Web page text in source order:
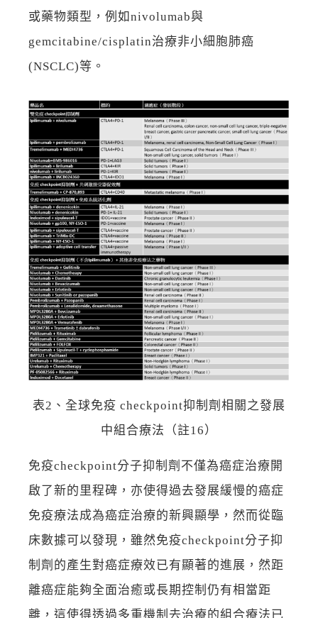
或藥物類型，例如nivolumab與
gemcitabine/cisplatin治療非小細胞肺癌
(NSCLC)等。
表2、全球免疫 checkpoint抑制劑相關之發展
中組合療法（註16）
免疫checkpoint分子抑制劑不僅為癌症治療開
啟了新的里程碑，亦使得過去發展緩慢的癌症
免疫療法成為癌症治療的新興顯學，然而從臨
床數據可以發現，雖然免疫checkpoint分子抑
制劑的產生對癌症療效已有顯著的進展，然距
離癌症能夠全面治癒或長期控制仍有相當距
離，這使得透過多重機制去治療的組合療法已